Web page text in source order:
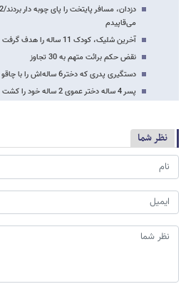
می‌قاپیدم
آخرین شلیک، کودک 11 ساله را هدف گرفت
نقض حکم برائت متهم به 30 تجاوز
دستگیری پدری که دختر6 ساله‌اش را با چاقو و سنگ کشت
پسر 4 ساله دختر عموی 2 ساله خود را کشت
نظر شما